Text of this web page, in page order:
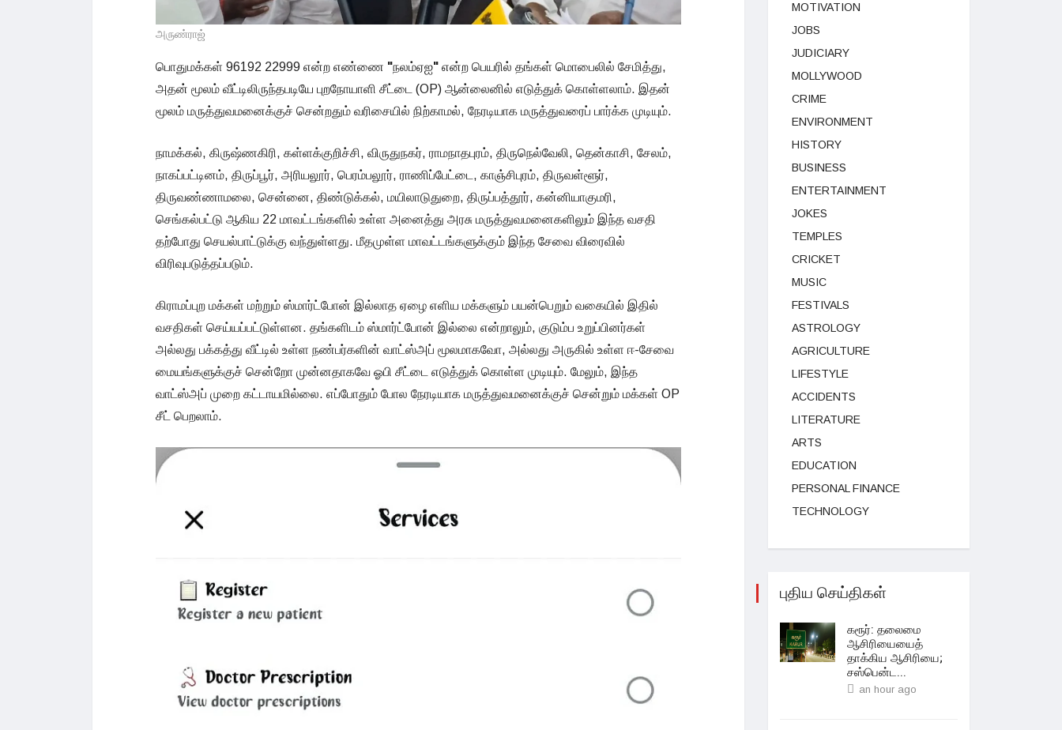
அருண்ராஜ்
பொதுமக்கள் 96192 22999 என்ற எண்ணை "நலம்ஏஐ" என்ற பெயரில் தங்கள் மொபைலில் சேமித்து,
அதன் மூலம் வீட்டிலிருந்தபடியே புறநோயாளி சீட்டை (OP) ஆன்லைனில் எடுத்துக் கொள்ளலாம். இதன்
மூலம் மருத்துவமனைக்குச் சென்றதும் வரிசையில் நிற்காமல், நேரடியாக மருத்துவரைப் பார்க்க முடியும்.
நாமக்கல், கிருஷ்ணகிரி, கள்ளக்குறிச்சி, விருதுநகர், ராமநாதபுரம், திருநெல்வேலி, தென்காசி, சேலம்,
நாகப்பட்டினம், திருப்பூர், அரியலூர், பெரம்பலூர், ராணிப்பேட்டை, காஞ்சிபுரம், திருவள்ளூர்,
திருவண்ணாமலை, சென்னை, திண்டுக்கல், மயிலாடுதுறை, திருப்பத்தூர், கன்னியாகுமரி,
செங்கல்பட்டு ஆகிய 22 மாவட்டங்களில் உள்ள அனைத்து அரசு மருத்துவமனைகளிலும் இந்த வசதி
தற்போது செயல்பாட்டுக்கு வந்துள்ளது. மீதமுள்ள மாவட்டங்களுக்கும் இந்த சேவை விரைவில்
விரிவுபடுத்தப்படும்.
கிராமப்புற மக்கள் மற்றும் ஸ்மார்ட்போன் இல்லாத ஏழை எளிய மக்களும் பயன்பெறும் வகையில் இதில்
வசதிகள் செய்யப்பட்டுள்ளன. தங்களிடம் ஸ்மார்ட்போன் இல்லை என்றாலும், குடும்ப உறுப்பினர்கள்
அல்லது பக்கத்து வீட்டில் உள்ள நண்பர்களின் வாட்ஸ்அப் மூலமாகவோ, அல்லது அருகில் உள்ள ஈ-சேவை
மையங்களுக்குச் சென்றோ முன்னதாகவே ஓபி சீட்டை எடுத்துக் கொள்ள முடியும். மேலும், இந்த
வாட்ஸ்அப் முறை கட்டாயமில்லை. எப்போதும் போல நேரடியாக மருத்துவமனைக்குச் சென்றும் மக்கள் OP
சீட் பெறலாம்.
MOTIVATION
JOBS
JUDICIARY
MOLLYWOOD
CRIME
ENVIRONMENT
HISTORY
BUSINESS
ENTERTAINMENT
JOKES
TEMPLES
CRICKET
MUSIC
FESTIVALS
ASTROLOGY
AGRICULTURE
LIFESTYLE
ACCIDENTS
LITERATURE
ARTS
EDUCATION
PERSONAL FINANCE
TECHNOLOGY
புதிய செய்திகள்
கரூர்: தலைமை
ஆசிரியையைத்
தாக்கிய ஆசிரியை;
சஸ்பென்ட...
an hour ago